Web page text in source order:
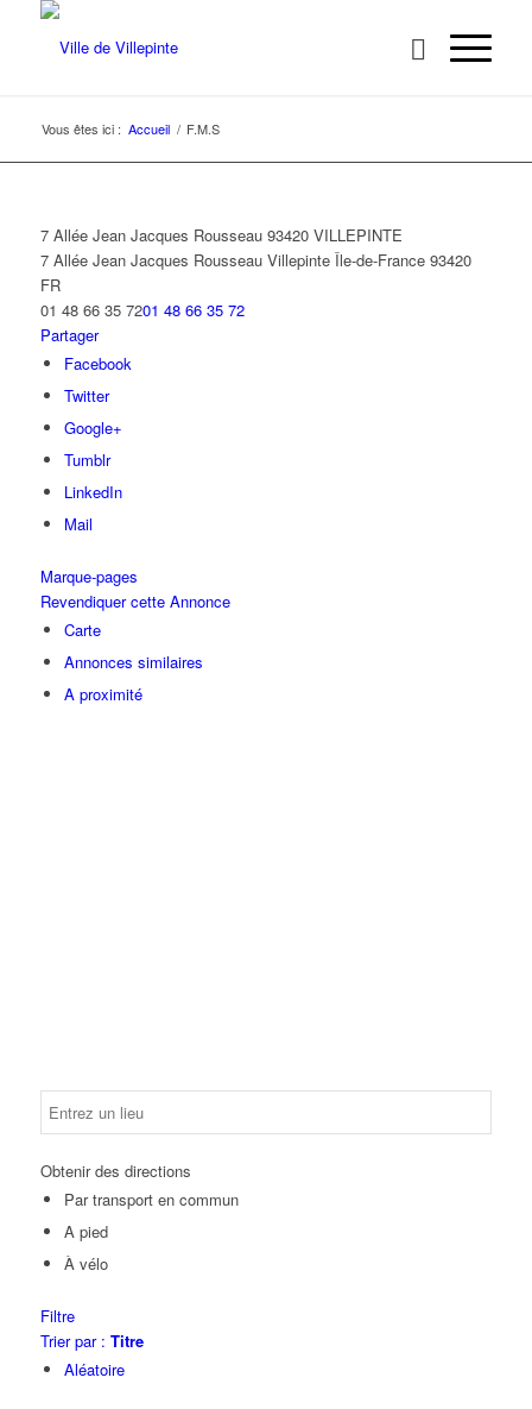
Vous êtes ici : Accueil / F.M.S
7 Allée Jean Jacques Rousseau 93420 VILLEPINTE
7 Allée Jean Jacques Rousseau Villepinte Île-de-France 93420
FR
01 48 66 35 7201 48 66 35 72
Partager
Facebook
Twitter
Google+
Tumblr
LinkedIn
Mail
Marque-pages
Revendiquer cette Annonce
Carte
Annonces similaires
A proximité
Obtenir des directions
Par transport en commun
A pied
À vélo
Filtre
Trier par : Titre
Aléatoire